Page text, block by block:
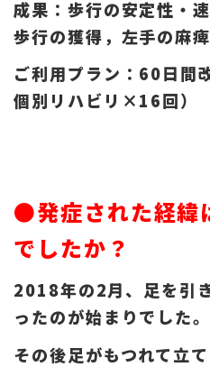
成果：歩行の安定性・
歩行の獲得，左手の麻
ご利用プラン：60日間
個別リハビリ×16回）
●発症された経緯
でしたか？
2018年の2月、足を引
ったのが始まりでした。
その後足がもつれて立